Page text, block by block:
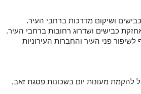
כבישים ושיקום מדרכות ברחבי העיר.
כבישים ושדרוג רחובות ברחבי העיר.
פני העיר והחברות העירוניות
3.8 מיליון שקל להקמת מעונות יום בשכונות פסגת זאב,